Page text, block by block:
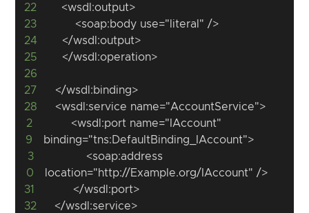
22
23
24
25
26
27
28
2
9
3
0
31
32
  </wsdl:service>